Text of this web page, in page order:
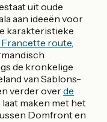
uit oude
aan ideeën voor
karakteristieke
Francette route,
de kronkelige
van Sablons-
verder overde
laat maken met het
Domfront en